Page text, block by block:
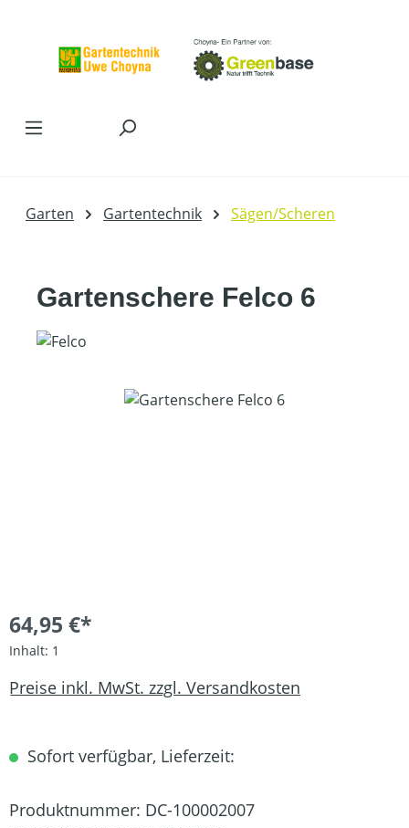
Garten Gartentechnik Sägen/Scheren
Gartenschere Felco 6
Bildergalerie überspringen
64,95 €*
Inhalt: 1
Preise inkl. MwSt. zzgl. Versandkosten
Sofort verfügbar, Lieferzeit:
Produktnummer: DC-100002007